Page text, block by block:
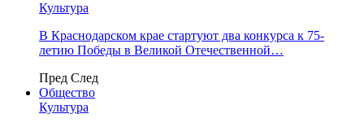
Культура
В Краснодарском крае стартуют два конкурса к 75-
летию Победы в Великой Отечественной…
Пред След
Общество
Культура